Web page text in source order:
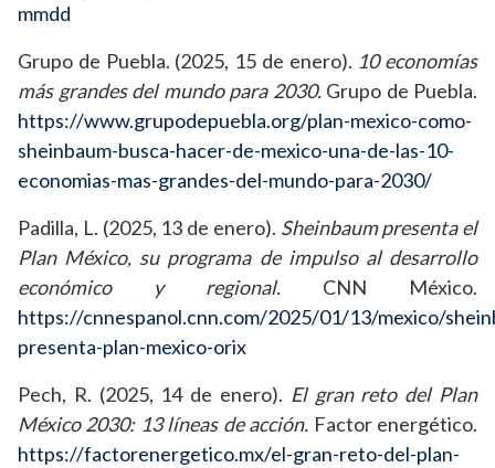
mmdd
Grupo de Puebla. (2025, 15 de enero). 10 economías
más grandes del mundo para 2030.Grupo de Puebla.
https://www.grupodepuebla.org/plan-mexico-como-
sheinbaum-busca-hacer-de-mexico-una-de-las-10-
economias-mas-grandes-del-mundo-para-2030/
Padilla, L. (2025, 13 de enero). Sheinbaum presenta el
Plan México, su programa de impulso al desarrollo
económico y regional. CNN México.
https://cnnespanol.cnn.com/2025/01/13/mexico/
presenta-plan-mexico-orix
Pech, R. (2025, 14 de enero). El gran reto del Plan
México 2030: 13 líneas de acción. Factor energético.
https://factorenergetico.mx/el-gran-reto-del-plan-